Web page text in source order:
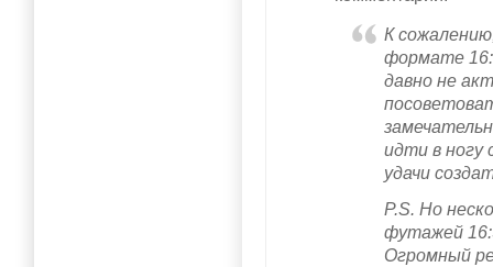
К
формате
давно не
идти в ногу
удачи
P.S. Но
футажей
Огромный